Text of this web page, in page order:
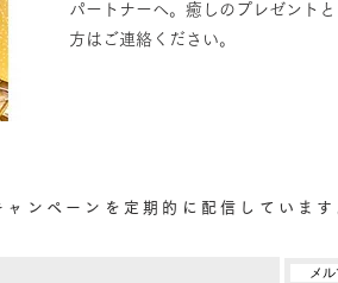
パートナーへ。癒しのプレゼントと
方はご連絡ください。
ンペーンを定期的に配信しています
メ